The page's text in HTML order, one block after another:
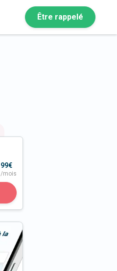
Être rappelé
99€
/mois